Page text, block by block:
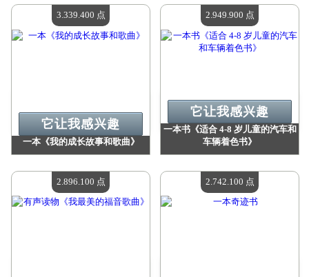
现有数量：4
现有数量：4
一本《我的成长故事和歌曲》
现有数量：4
它让我感兴趣
3.339.400 点
一本书《适合 4-8 岁儿童的汽车和
车辆着色书》
现有数量：4
它让我感兴趣
2.949.900 点
2.896.100 点 2.742.100 点